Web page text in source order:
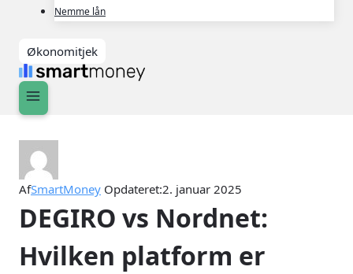
Nemme lån
Økonomitjek
AfSmartMoney Opdateret:2. januar 2025
DEGIRO vs Nordnet:
Hvilken platform er